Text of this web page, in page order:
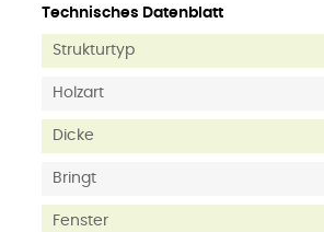
Technisches Datenblatt
Strukturtyp
Holzart
Dicke
Bringt
Fenster